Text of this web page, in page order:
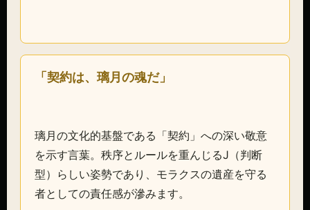
「契約は、璃月の魂だ」
璃月の文化的基盤である「契約」への深い敬意
を示す言葉。秩序とルールを重んじるJ（判断
型）らしい姿勢であり、モラクスの遺産を守る
者としての責任感が滲みます。